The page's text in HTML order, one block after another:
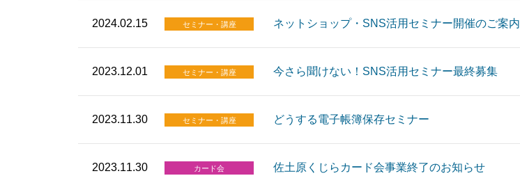
2024.02.15 セミナー・講座 ネットショップ・SNS活用セミナー開催のご案内
2023.12.01 セミナー・講座 今さら聞けない！SNS活用セミナー最終募集
2023.11.30 セミナー・講座 どうする電子帳簿保存セミナー
2023.11.30 カード会 佐土原くじらカード会事業終了のお知らせ